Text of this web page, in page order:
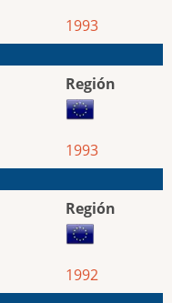
1993
Región
1993
Región
1992